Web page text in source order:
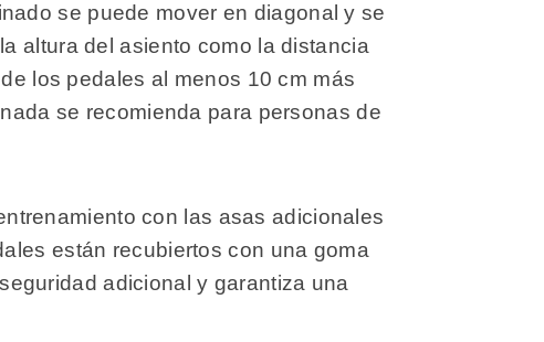
se puede mover en diagonal y se
altura del asiento como la distancia
los pedales al menos 10 cm más
se recomienda para personas de
con las asas adicionales
están recubiertos con una goma
adicional y garantiza una